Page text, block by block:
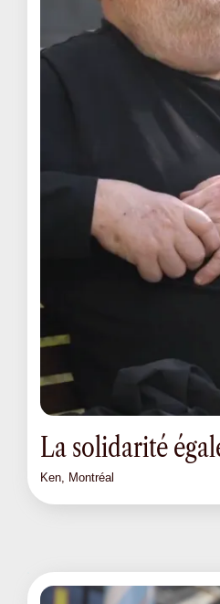
La solidarité
Ken, Montréal